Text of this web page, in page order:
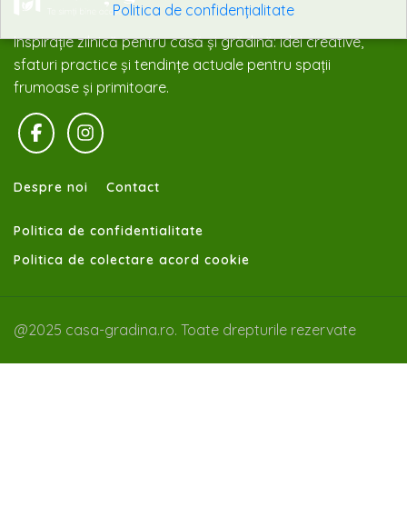
Inspirație zilnică pentru casă și grădină: idei creative,
sfaturi practice și tendințe actuale pentru spații
frumoase și primitoare.
Despre noi Contact
Politica de confidentialitate
Politica de colectare acord cookie
@2025 casa-gradina.ro. Toate drepturile rezervate
Politica de confidențialitate